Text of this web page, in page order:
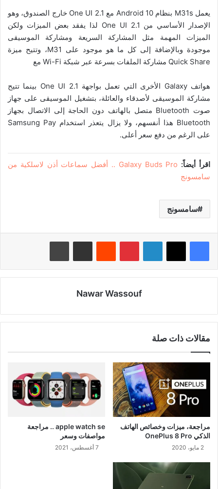
يعمل M31s بنظام Android 10 مع One UI 2.1 خارج الصندوق، وهو
الإصدار الأساسي من One UI 2.1 لذا يفقد بعض الميزات ولكن
الميزات المهمة مثل المشاركة السريعة ومشاركة الموسيقى
موجودة وبالإضافة إلى كل ما هو موجود على M31، وتتيح ميزة
Quick Share مشاركة الملفات بسرعة عبر شبكة Wi-Fi مع
هواتف Galaxy الأخرى التي تعمل بواجهة One UI 2.1 بينما تتيح
مشاركة الموسيقى لأصدقاء والعائلة، بتشغيل الموسيقى على جهاز
صوت Bluetooth متصل بالهاتف دون الحاجة إلى الاتصال بجهاز
Bluetooth هذا أنفسهم، ولا يزال يتعذر استخدام Samsung Pay
على الرغم من دفع سعر أعلى.
اقرأ أيضاً: Galaxy Buds Pro .. أفضل سماعات أذن لاسلكية من
سامسونج
سامسونج
لينكدإن بينتيريست
Nawar Wassouf
مقالات ذات صلة
مراجعة، ميزات وخصائص الهاتف
الذكي OnePlus 8 Pro
2 مايو، 2020
apple watch se .. مراجعة
مواصفات وسعر
7 أغسطس، 2021